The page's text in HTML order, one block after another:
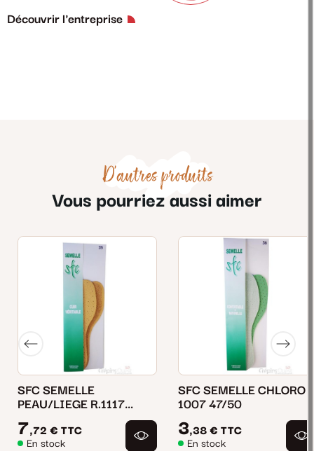
Découvrir l'entreprise
D'autres produits
Vous pourriez aussi aimer
SFC SEMELLE
PEAU/LIEGE R.1117
7,72 € TTC
En stock
SFC SEMELLE CHLORO
1007 47/50
3,38 € TTC
En stock